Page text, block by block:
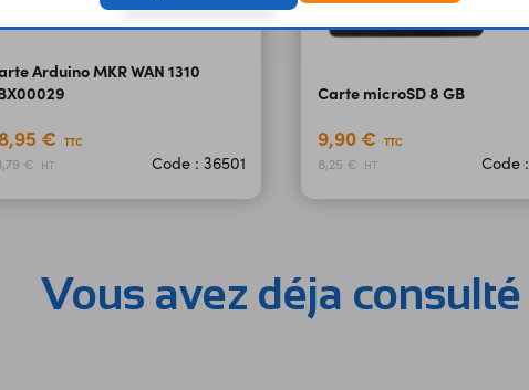
Arduino MKR WAN 1310
€ TTC
€ HT Code : 36501
Carte microSD 8 GB
9,90 € TTC
8,25 € HT Code
Vous avez déja consulté